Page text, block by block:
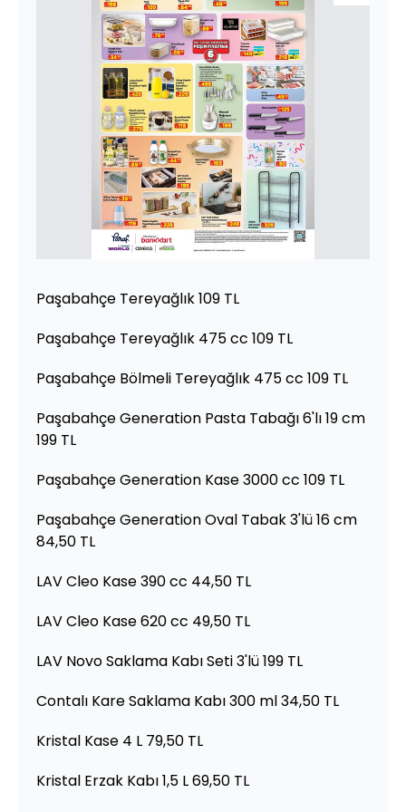
Paşabahçe Tereyağlık 109 TL
Paşabahçe Tereyağlık 475 cc 109 TL
Paşabahçe Bölmeli Tereyağlık 475 cc 109 TL
Paşabahçe Generation Pasta Tabağı 6'lı 19 cm
199 TL
Paşabahçe Generation Kase 3000 cc 109 TL
Paşabahçe Generation Oval Tabak 3'lü 16 cm
84,50 TL
LAV Cleo Kase 390 cc 44,50 TL
LAV Cleo Kase 620 cc 49,50 TL
LAV Novo Saklama Kabı Seti 3'lü 199 TL
Contalı Kare Saklama Kabı 300 ml 34,50 TL
Kristal Kase 4 L 79,50 TL
Kristal Erzak Kabı 1,5 L 69,50 TL